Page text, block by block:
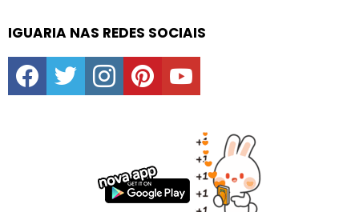
IGUARIA NAS REDES SOCIAIS
facebooktwitter instagrampinterestyoutube